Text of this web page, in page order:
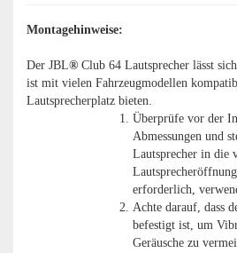
Montagehinweise:
Der JBL® Club 64 Lautsprecher lässt
ist mit vielen Fahrzeugmodellen
Lautsprecherplatz bieten.
Überprüfe vor der
Abmessungen und
Lautsprecher in die
erforderlich,
Achte darauf, dass
befestigt ist, um
Geräusche zu